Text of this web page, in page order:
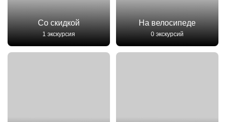
Со скидкой
1 экскурсия
На велосипеде
0 экскурсий